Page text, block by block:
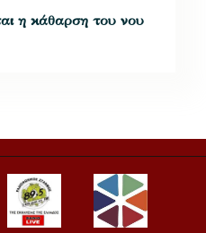
η κάθαρση του νου